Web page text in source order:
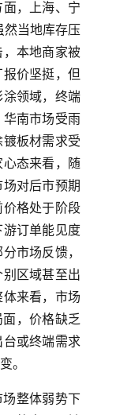
，上海、宁
然当地库存压
本地商家被
价坚挺，但
领域，终端
南市场受雨
板材需求受
态来看，随
对后市预期
格处于阶段
订单能见度
市场反馈，
区域甚至出
来看，市场
，价格缺乏
台或终端需求
。
整体弱势下